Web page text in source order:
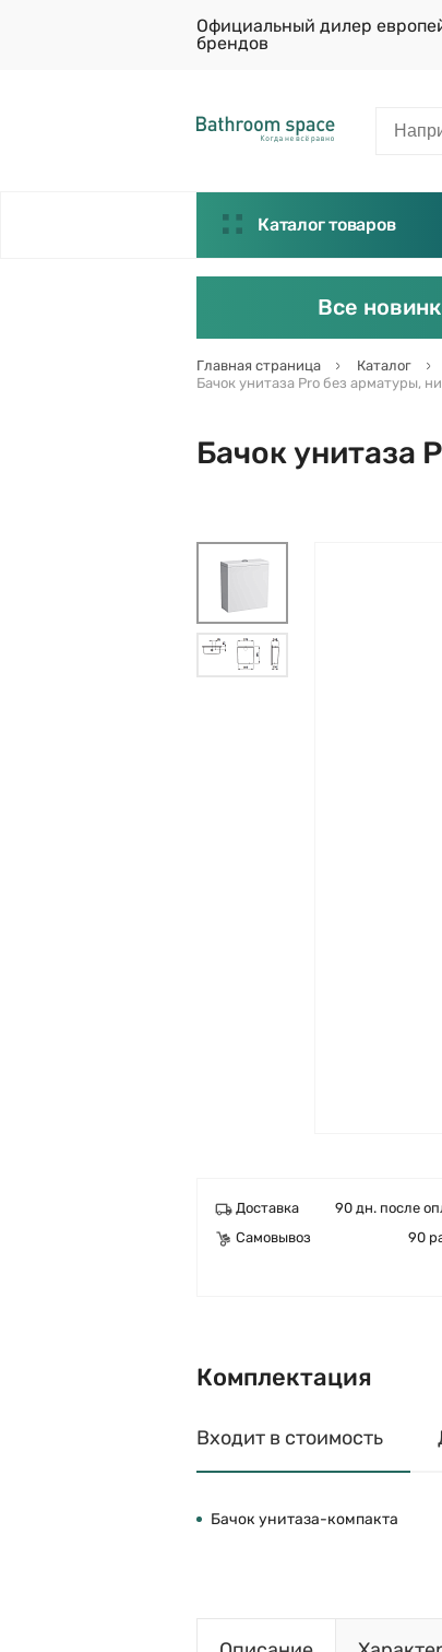
Официальный дилер
брендов
Каталог товаров
Все
Главная страница Каталог
Бачок унитаза Pro без арматуры,
Бачок унитаза
Доставка
90 дн. после
Самовывоз
90
Комплектация
Входит в стоимость
Бачок унитаза-компакта